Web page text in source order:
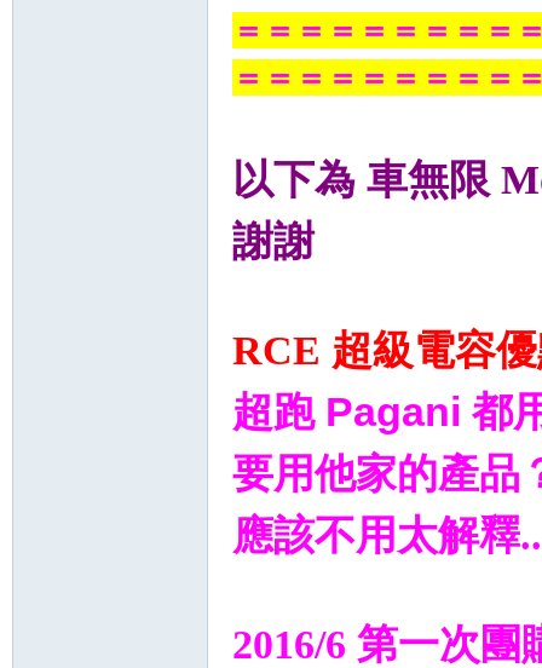
＝＝＝＝＝＝＝＝＝
＝＝＝＝＝＝＝＝＝
以下為 車無限
謝謝
RCE 超級電容
超跑 Pagani 都
要用他家的產品
應該不用太解釋
2016/6 第一次